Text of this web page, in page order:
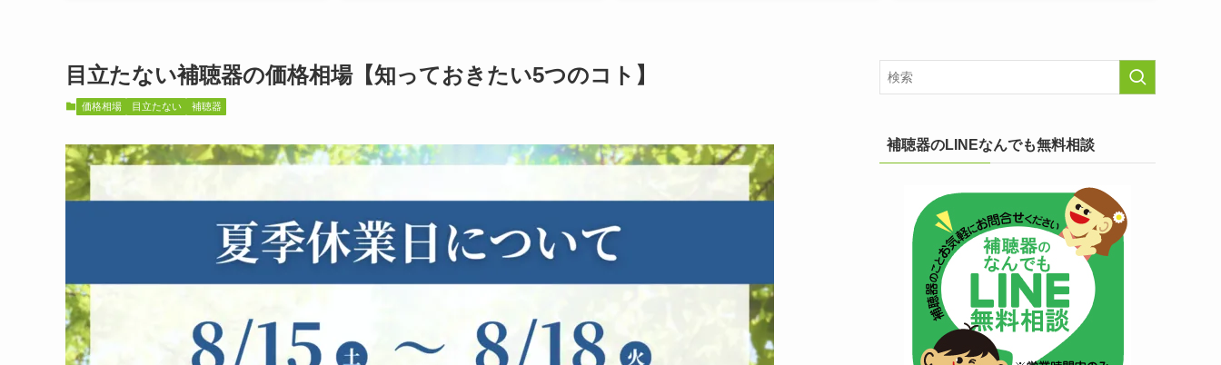
目立たない補聴器の価格相場【知っておきたい5つのコト】
価格相場 目立たない 補聴器
補聴器のLINEなんでも無料相談